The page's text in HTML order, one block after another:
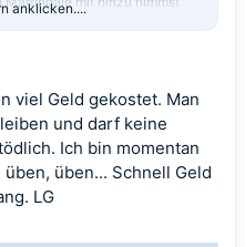
komplett!
probier es mit Demo und
anklicken....
viel Geld gekostet. Man
und darf keine
Ich bin momentan
üben... Schnell Geld
LG